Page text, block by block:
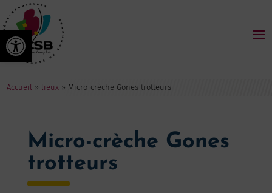
Ouvrir la barre d’outils
Accueil » lieux » Micro-crèche Gones trotteurs
Micro-crèche Gones
trotteurs